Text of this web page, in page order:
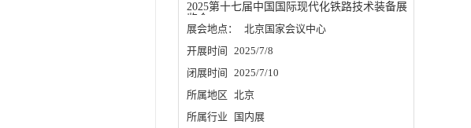
2025第十七届中国国际现代化铁路技术装备展
览会
展会地点：
北京国家会议中心
开展时间
2025/7/8
闭展时间
2025/7/10
所属地区 北京
所属行业
国内展